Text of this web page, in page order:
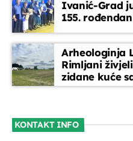
Ivanić-Grad
155. rođendan
Arheologinja
Rimljani
zidane kuće
oslikanim
KONTAKT INFO